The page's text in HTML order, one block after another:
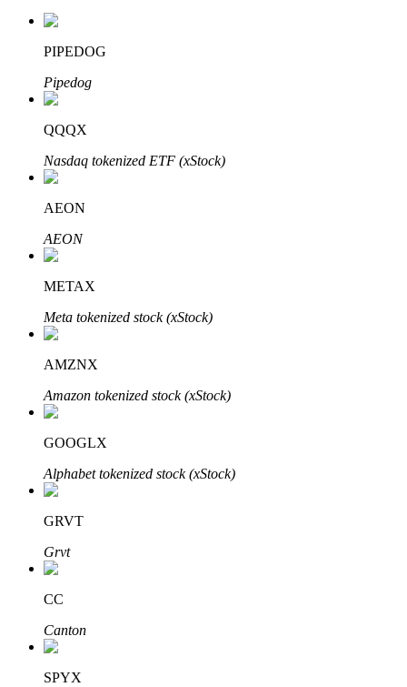
Automatyczna inwestycja
Zdobądź długoterminowy zysk i elastyczne zainteresowania
Bitrue
Bitruści Partnerzy
PIPEDOG
Pipedog
QQQX
Nasdaq tokenized ETF (xStock)
AEON
AEON
METAX
Meta tokenized stock (xStock)
AMZNX
Amazon tokenized stock (xStock)
GOOGLX
Alphabet tokenized stock (xStock)
GRVT
Grvt
CC
Canton
SPYX